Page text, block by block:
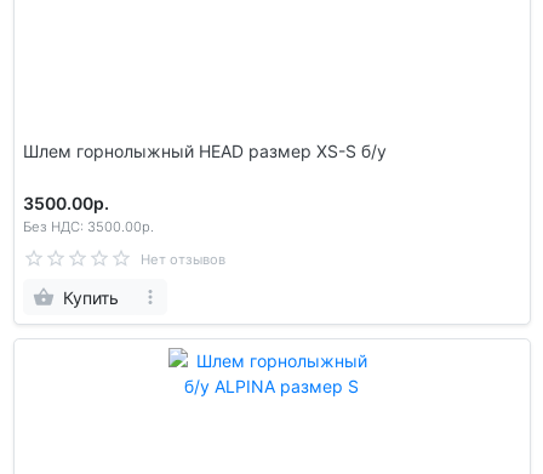
Шлем гoрнолыжный HEAD размер XS-S б/у
3500.00р.
Без НДС: 3500.00р.
Нет отзывов
Купить